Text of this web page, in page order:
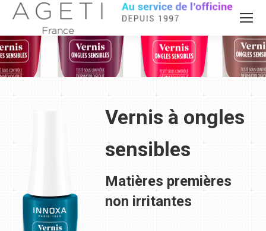
Vernis à ongles
sensibles
Matières premières
non irritantes